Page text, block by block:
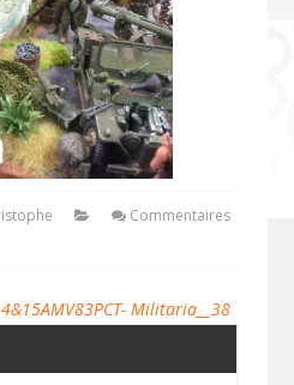
Commentaires
Militaria__38